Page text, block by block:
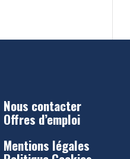
Nous contacter
Offres d’emploi
Mentions légales